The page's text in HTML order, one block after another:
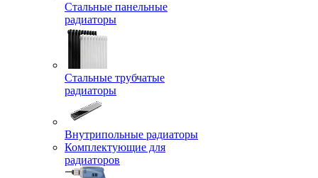
Стальные панельные
радиаторы
Стальные трубчатые
радиаторы
Внутрипольные радиаторы
Комплектующие для
радиаторов